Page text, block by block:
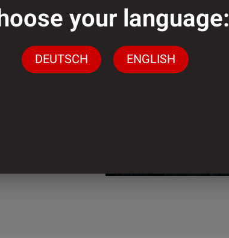
wir Ihnen
your language:
DEUTSCH ENGLISH